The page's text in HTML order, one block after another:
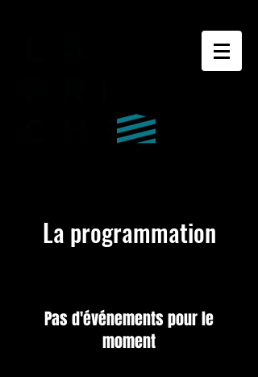
La programmation
Pas d'événements pour le
moment